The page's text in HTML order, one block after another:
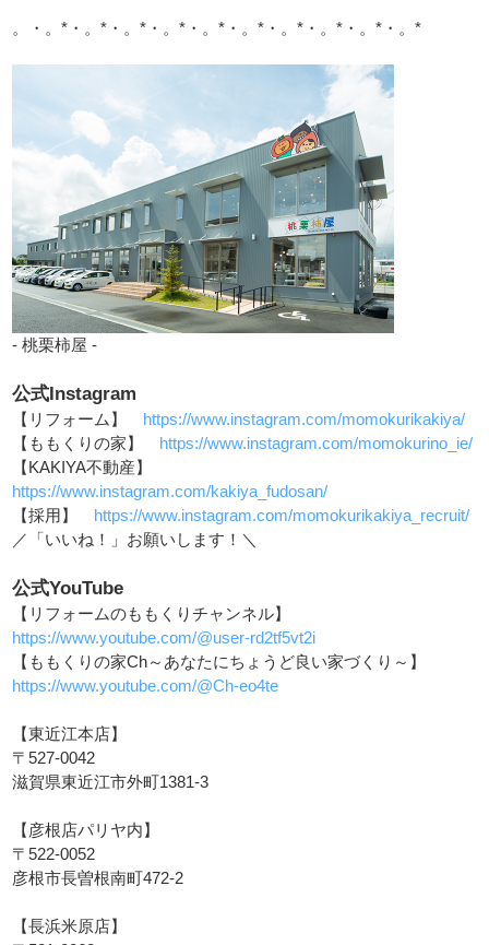
。・。*・。*・。*・。*・。*・。*・。*・。*・。*・。*
- 桃栗柿屋 -
公式Instagram
【リフォーム】
https://www.instagram.com/momokurikakiya/
【ももくりの家】
https://www.instagram.com/momokurino_ie/
【KAKIYA不動産】
https://www.instagram.com/kakiya_fudosan/
【採用】
https://www.instagram.com/momokurikakiya_recruit/
／「いいね！」お願いします！＼
公式YouTube
【リフォームのももくりチャンネル】
https://www.youtube.com/@user-rd2tf5vt2i
【ももくりの家Ch～あなたにちょうど良い家づくり～】
https://www.youtube.com/@Ch-eo4te
【東近江本店】
〒527-0042
滋賀県東近江市外町1381-3
【彦根店パリヤ内】
〒522-0052
彦根市長曽根南町472-2
【長浜米原店】